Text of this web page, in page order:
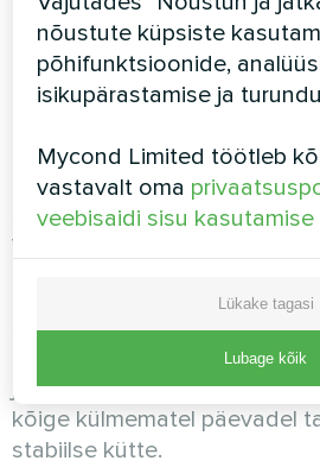
Mycond BeeSmart
rida objektiivseid eeliseid,
optimaalse valiku Eesti
tagab kuni 75% kokkuhoiu
küttega. See tähendab, et
soojusvõimsuse juures
vähem elektrit.
Töökindlus ka kõige
seeria mudelid töötavad
-25°C, mis vastab täielikult
ja teiste Eesti linnade
kõige külmematel päevadel
stabiilse kütte.
nõustute küpsiste
põhifunktsioonide,
isikupärastamise ja
Mycond Limited töötleb
vastavalt oma
veebisaidi sisu
Lükake tagasi
Lubage kõik